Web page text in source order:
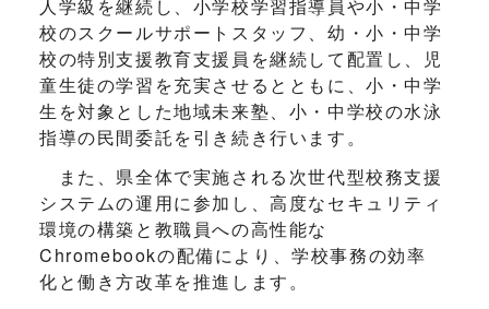
人学級を継続し、小学校学習指導員や小・中学
校のスクールサポートスタッフ、幼・小・中学
校の特別支援教育支援員を継続して配置し、児
童生徒の学習を充実させるとともに、小・中学
生を対象とした地域未来塾、小・中学校の水泳
指導の民間委託を引き続き行います。
また、県全体で実施される次世代型校務支援
システムの運用に参加し、高度なセキュリティ
環境の構築と教職員への高性能な
Chromebookの配備により、学校事務の効率
化と働き方改革を推進します。